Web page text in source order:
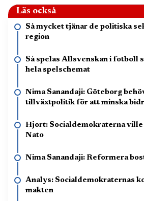
Läs också
Så mycket tjänar de politiska
region
Så spelas Allsvenskan i fotboll
hela spelschemat
Nima Sanandaji: Göteborg
tillväxtpolitik för att minska
Hjort: Socialdemokraterna ville
Nato
Nima Sanandaji: Reformera
Analys: Socialdemokraternas
makten